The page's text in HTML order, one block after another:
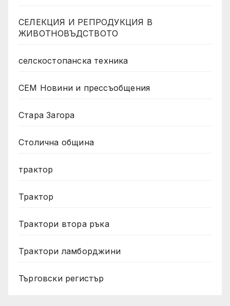
СЕЛЕКЦИЯ И РЕПРОДУКЦИЯ В
ЖИВОТНОВЪДСТВОТО
селскостопанска техника
СЕМ Новини и прессъобщения
Стара Загора
Столична община
трактор
Трактор
Трактори втора ръка
Трактори ламборджини
Търговски регистър